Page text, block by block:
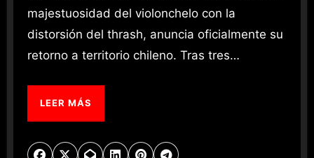
majestuosidad del violonchelo con la
distorsión del thrash, anuncia oficialmente su
retorno a territorio chileno. Tras tres…
LEER MÁS